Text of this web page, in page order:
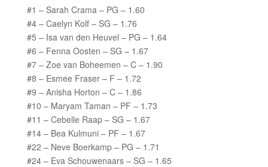
#1 – Sarah Crama – PG – 1.60
#4 – Caelyn Kolf – SG – 1.76
#5 – Isa van den Heuvel – PG – 1.64
#6 – Fenna Oosten – SG – 1.67
#7 – Zoe van Boheemen – C – 1.90
#8 – Esmee Fraser – F – 1.72
#9 – Anisha Horton – C – 1.86
#10 – Maryam Taman – PF – 1.73
#11 – Cebelle Raap – SG – 1.67
#14 – Bea Kulmuni – PF – 1.67
#22 – Neve Boerkamp – PG – 1.71
#24 – Eva Schouwenaars – SG – 1.65